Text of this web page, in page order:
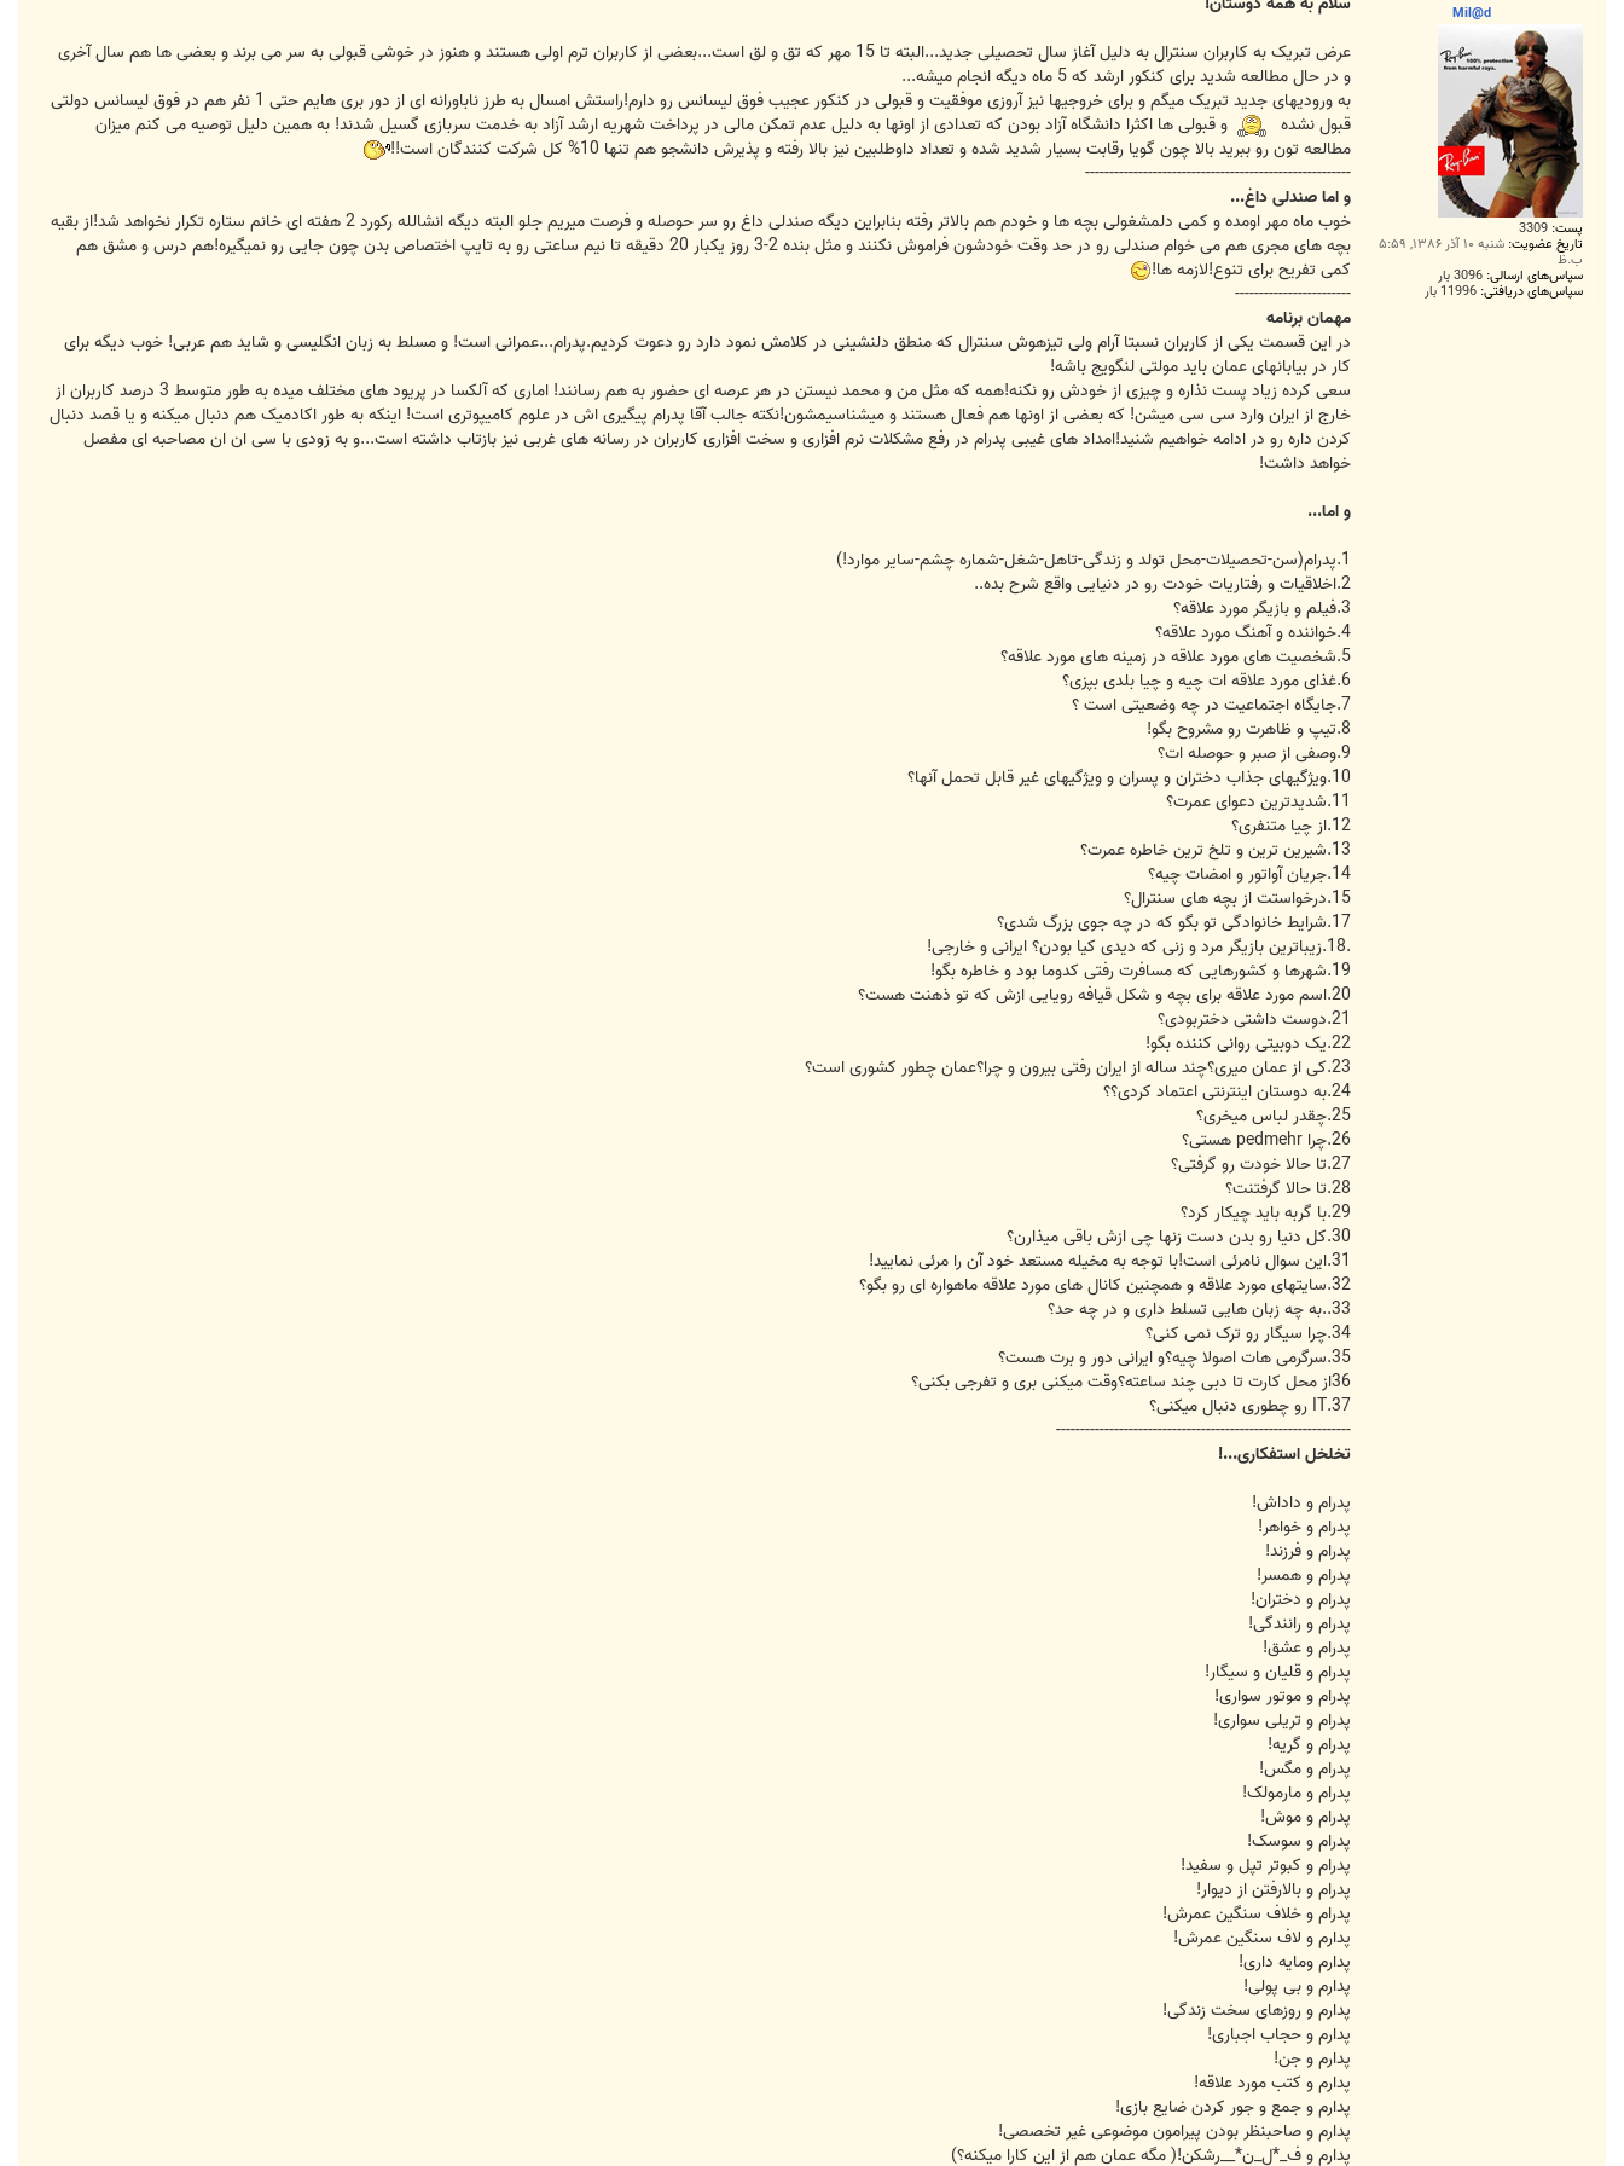
Mil@d
پست: 3309
تاریخ عضویت: شنبه ۱۰ آذر ۱۳۸۶, ۵:۵۹
ب.ظ
سپاس‌های ارسالی: 3096 بار
سپاس‌های دریافتی: 11996 بار
عرض تبریک به کاربران سنترال به دلیل آغاز سال تحصیلی جدید...البته تا 15 مهر که تق و لق است...بعضی از کاربران ترم اولی هستند و هنوز در خوشی قبولی به سر می برند و بعضی ها هم سال آخری
و در حال مطالعه شدید برای کنکور ارشد که 5 ماه دیگه انجام میشه...
به ورودیهای جدید تبریک میگم و برای خروجیها نیز آروزی موفقیت و قبولی در کنکور عجیب فوق لیسانس رو دارم!راستش امسال به طرز ناباورانه ای از دور بری هایم حتی 1 نفر هم در فوق لیسانس دولتی
قبول نشده
و قبولی ها اکثرا دانشگاه آزاد بودن که تعدادی از اونها به دلیل عدم تمکن مالی در پرداخت شهریه ارشد آزاد به خدمت سربازی گسیل شدند! به همین دلیل توصیه می کنم میزان
مطالعه تون رو ببرید بالا چون گویا رقابت بسیار شدید شده و تعداد داوطلبین نیز بالا رفته و پذیرش دانشجو هم تنها 10% کل شرکت کنندگان است!!
-------------------------------------------------------
و اما صندلی داغ...
خوب ماه مهر اومده و کمی دلمشغولی بچه ها و خودم هم بالاتر رفته بنابراین دیگه صندلی داغ رو سر حوصله و فرصت میریم جلو البته دیگه انشالله رکورد 2 هفته ای خانم ستاره تکرار نخواهد شد!از بقیه
بچه های مجری هم می خوام صندلی رو در حد وقت خودشون فراموش نکنند و مثل بنده 2-3 روز یکبار 20 دقیقه تا نیم ساعتی رو به تایپ اختصاص بدن چون جایی رو نمیگیره!هم درس و مشق هم
کمی تفریح برای تنوع!لازمه ها!
------------------------
مهمان برنامه
در این قسمت یکی از کاربران نسبتا آرام ولی تیزهوش سنترال که منطق دلنشینی در کلامش نمود دارد رو دعوت کردیم.پدرام...عمرانی است! و مسلط به زبان انگلیسی و شاید هم عربی! خوب دیگه برای
کار در بیابانهای عمان باید مولتی لنگویج باشه!
سعی کرده زیاد پست نذاره و چیزی از خودش رو نکنه!همه که مثل من و محمد نیستن در هر عرصه ای حضور به هم رسانند! اماری که آلکسا در پریود های مختلف میده به طور متوسط 3 درصد کاربران از
خارج از ایران وارد سی سی میشن! که بعضی از اونها هم فعال هستند و میشناسیمشون!نکته جالب آقا پدرام پیگیری اش در علوم کامیپوتری است! اینکه به طور اکادمیک هم دنبال میکنه و یا قصد دنبال
کردن داره رو در ادامه خواهیم شنید!امداد های غیبی پدرام در رفع مشکلات نرم افزاری و سخت افزاری کاربران در رسانه های غربی نیز بازتاب داشته است...و به زودی با سی ان ان مصاحبه ای مفصل
خواهد داشت!
و اما...
1.پدرام(سن-تحصیلات-محل تولد و زندگی-تاهل-شغل-شماره چشم-سایر موارد!)
2.اخلاقیات و رفتاریات خودت رو در دنیایی واقع شرح بده..
3.فیلم و بازیگر مورد علاقه؟
4.خواننده و آهنگ مورد علاقه؟
5.شخصیت های مورد علاقه در زمینه های مورد علاقه؟
6.غذای مورد علاقه ات چیه و چیا بلدی بپزی؟
7.جایگاه اجتماعیت در چه وضعیتی است ؟
8.تیپ و ظاهرت رو مشروح بگو!
9.وصفی از صبر و حوصله ات؟
10.ویژگیهای جذاب دختران و پسران و ویژگیهای غیر قابل تحمل آنها؟
11.شدیدترین دعوای عمرت؟
12.از چیا متنفری؟
13.شیرین ترین و تلخ ترین خاطره عمرت؟
14.جریان آواتور و امضات چیه؟
15.درخواستت از بچه های سنترال؟
17.شرایط خانوادگی تو بگو که در چه جوی بزرگ شدی؟
.18.زیباترین بازیگر مرد و زنی که دیدی کیا بودن؟ ایرانی و خارجی!
19.شهرها و کشورهایی که مسافرت رفتی کدوما بود و خاطره بگو!
20.اسم مورد علاقه برای بچه و شکل قیافه رویایی ازش که تو ذهنت هست؟
21.دوست داشتی دختربودی؟
22.یک دوبیتی روانی کننده بگو!
23.کی از عمان میری؟چند ساله از ایران رفتی بیرون و چرا؟عمان چطور کشوری است؟
24.به دوستان اینترنتی اعتماد کردی؟؟
25.چقدر لباس میخری؟
26.چرا pedmehr هستی؟
27.تا حالا خودت رو گرفتی؟
28.تا حالا گرفتنت؟
29.با گربه باید چیکار کرد؟
30.کل دنیا رو بدن دست زنها چی ازش باقی میذارن؟
31.این سوال نامرئی است!با توجه به مخیله مستعد خود آن را مرئی نمایید!
32.سایتهای مورد علاقه و همچنین کانال های مورد علاقه ماهواره ای رو بگو؟
33..به چه زبان هایی تسلط داری و در چه حد؟
34.چرا سیگار رو ترک نمی کنی؟
35.سرگرمی هات اصولا چیه؟و ایرانی دور و برت هست؟
36از محل کارت تا دبی چند ساعته؟وقت میکنی بری و تفرجی بکنی؟
37.IT رو چطوری دنبال میکنی؟
-------------------------------------------------------------
تخلخل استفکاری...!
پدرام و داداش!
پدرام و خواهر!
پدرام و فرزند!
پدرام و همسر!
پدرام و دختران!
پدرام و رانندگی!
پدرام و عشق!
پدرام و قلیان و سیگار!
پدرام و موتور سواری!
پدرام و تریلی سواری!
پدرام و گریه!
پدرام و مگس!
پدرام و مارمولک!
پدرام و موش!
پدرام و سوسک!
پدرام و کبوتر تپل و سفید!
پدرام و بالارفتن از دیوار!
پدرام و خلاف سنگین عمرش!
پدارم و لاف سنگین عمرش!
پدارم ومایه داری!
پدارم و بی پولی!
پدارم و روزهای سخت زندگی!
پدارم و حجاب اجباری!
پدارم و جن!
پدارم و کتب مورد علاقه!
پدارم و جمع و جور کردن ضایع بازی!
پدارم و صاحبنظر بودن پیرامون موضوعی غیر تخصصی!
پدارم و ف_*ل_ن*__رشکن!( مگه عمان هم از این کارا میکنه؟)